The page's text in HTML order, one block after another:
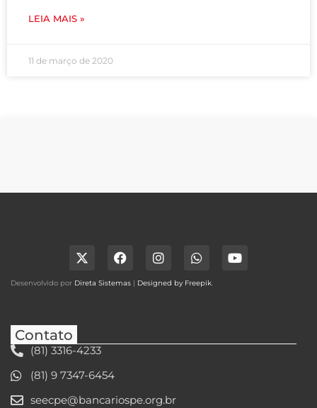
LEIA MAIS »
11 de março de 2020
Desenvolvido por Direta Sistemas | Designed by Freepik.
Contato
(81) 3316-4233
(81) 9 7347-6454
seecpe@bancariospe.org.br